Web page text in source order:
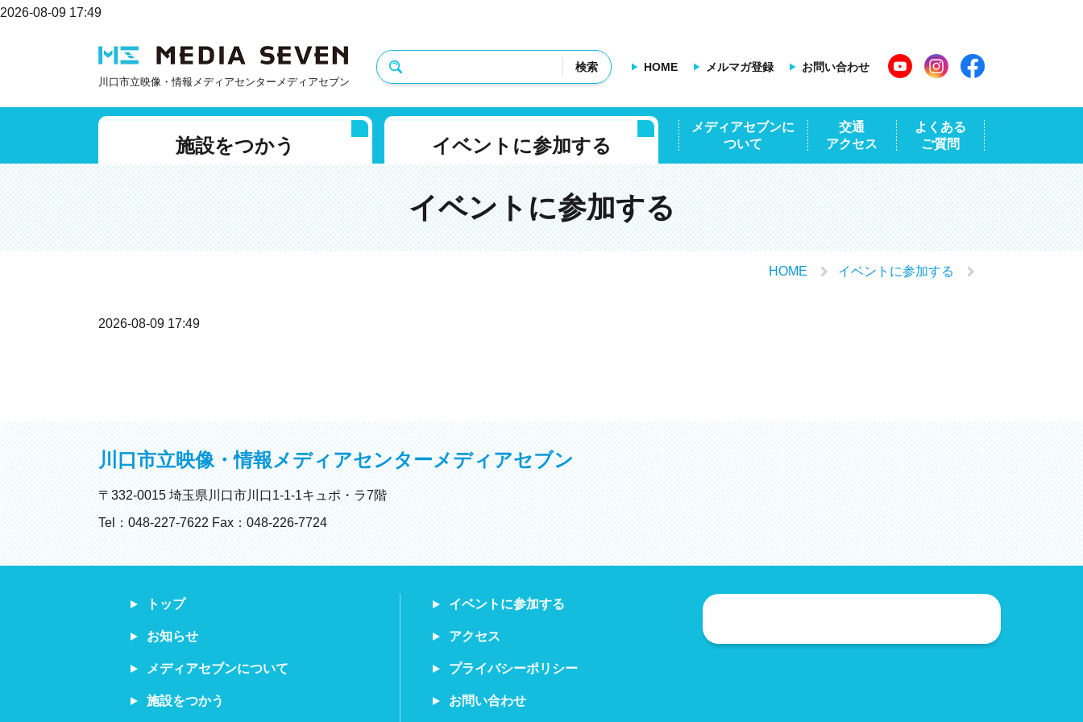
2026-08-09 17:49
川口市立映像・情報メディアセンターメディアセブン
検索 HOME メルマガ登録 お問い合わせ
施設をつかう イベントに参加する
メディアセブンに
ついて
交通
アクセス
よくある
ご質問
イベントに参加する
HOME イベントに参加する
2026-08-09 17:49
川口市立映像・情報メディアセンターメディアセブン
〒332-0015 埼玉県川口市川口1-1-1キュポ・ラ7階
Tel：048-227-7622 Fax：048-226-7724
トップ
お知らせ
メディアセブンについて
施設をつかう
イベントに参加する
アクセス
プライバシーポリシー
お問い合わせ